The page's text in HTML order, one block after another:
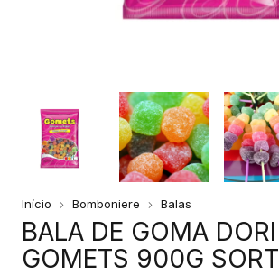
Início Bomboniere Balas
BALA DE GOMA DORI
GOMETS 900G SORT